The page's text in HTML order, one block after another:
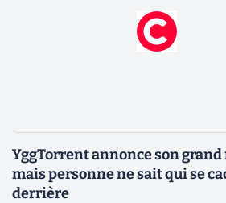
YggTorrent annonce son
mais personne ne sait qui se
derrière